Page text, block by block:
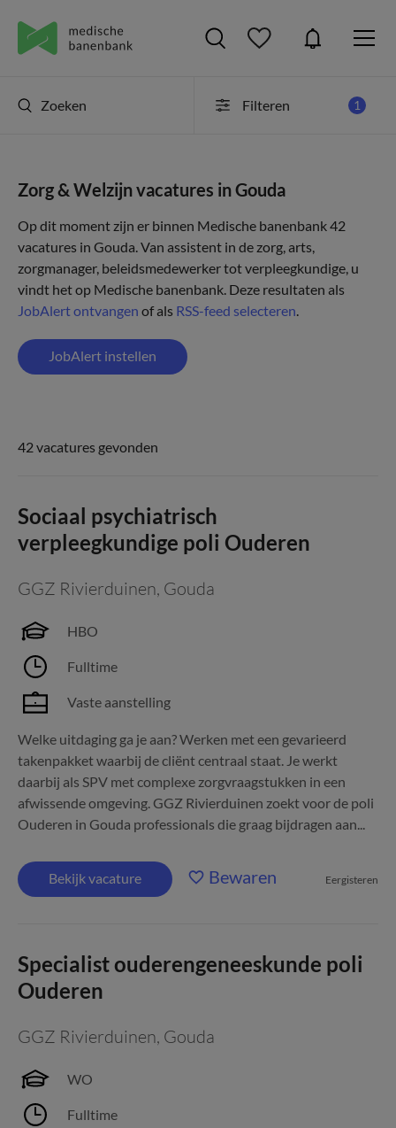
Zoeken Filteren 1
Zorg & Welzijn vacatures in Gouda
Op dit moment zijn er binnen Medische banenbank 42
vacatures in Gouda. Van assistent in de zorg, arts,
zorgmanager, beleidsmedewerker tot verpleegkundige, u
vindt het op Medische banenbank. Deze resultaten als
JobAlert ontvangen of als RSS-feed selecteren.
JobAlert instellen
42 vacatures gevonden
Sociaal psychiatrisch
verpleegkundige poli Ouderen
GGZ Rivierduinen, Gouda
HBO
Fulltime
Vaste aanstelling
Welke uitdaging ga je aan? Werken met een gevarieerd
takenpakket waarbij de cliënt centraal staat. Je werkt
daarbij als SPV met complexe zorgvraagstukken in een
afwissende omgeving. GGZ Rivierduinen zoekt voor de poli
Ouderen in Gouda professionals die graag bijdragen aan...
Bekijk vacature Bewaren Eergisteren
Specialist ouderengeneeskunde poli
Ouderen
GGZ Rivierduinen, Gouda
WO
Fulltime